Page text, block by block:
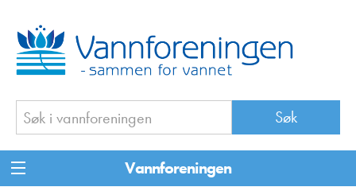
Vannforeningen